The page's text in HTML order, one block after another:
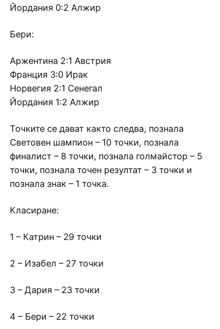
Йордания 0:2 Алжир
Бери:
Аржентина 2:1 Австрия
Франция 3:0 Ирак
Норвегия 2:1 Сенегал
Йордания 1:2 Алжир
Точките се дават както следва, познала
Световен шампион – 10 точки, познала
финалист – 8 точки, познала голмайстор – 5
точки, познала точен резултат – 3 точки и
познала знак – 1 точка.
Класиране:
1 – Катрин – 29 точки
2 – Изабел – 27 точки
3 – Дария – 23 точки
4 – Бери – 22 точки